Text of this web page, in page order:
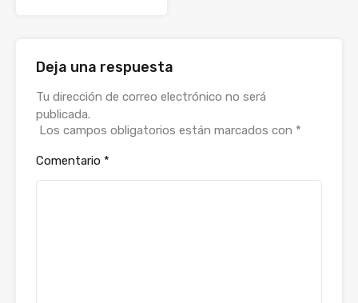
Deja una respuesta
Tu dirección de correo electrónico no será
publicada.
Los campos obligatorios están marcados con *
Comentario *
Alternative: